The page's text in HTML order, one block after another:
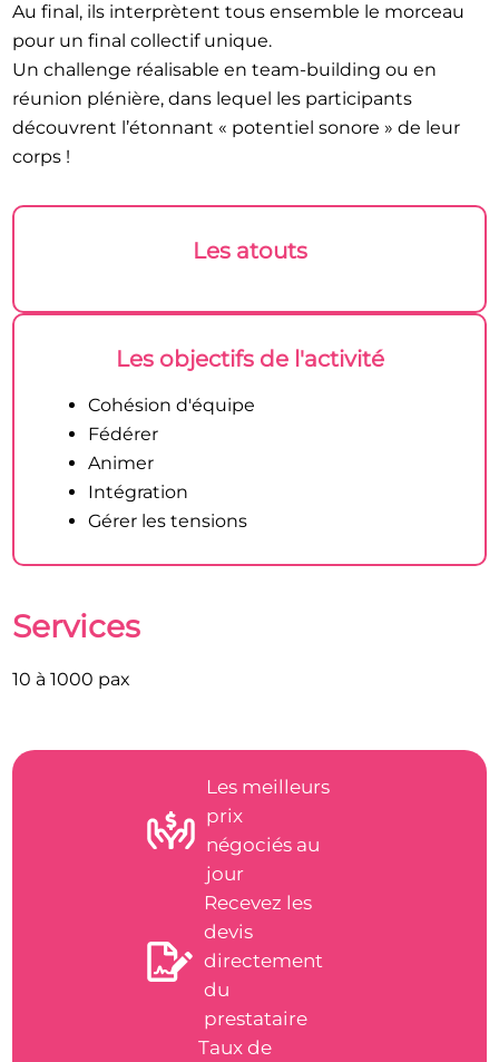
Au final, ils interprètent tous ensemble le morceau
pour un final collectif unique.
Un challenge réalisable en team-building ou en
réunion plénière, dans lequel les participants
découvrent l’étonnant « potentiel sonore » de leur
corps !
Les atouts
Les objectifs de l'activité
Cohésion d'équipe
Fédérer
Animer
Intégration
Gérer les tensions
Services
10 à 1000 pax
Les meilleurs
prix
négociés au
jour
Recevez les
devis
directement
du
prestataire
Taux de